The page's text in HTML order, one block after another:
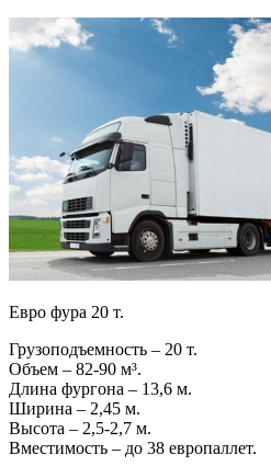
Евро фура 20 т.
Грузоподъемность – 20 т.
Объем – 82-90 м³.
Длина фургона – 13,6 м.
Ширина – 2,45 м.
Высота – 2,5-2,7 м.
Вместимость – до 38 европаллет.